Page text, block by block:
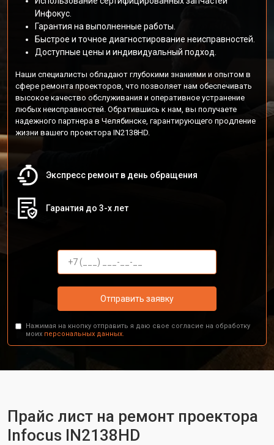
Инфокус.
Гарантия на выполненные работы.
Быстрое и точное диагностирование неисправностей.
Доступные цены и индивидуальный подход.
Наши специалисты обладают глубокими знаниями и опытом в
сфере ремонта проекторов, что позволяет нам обеспечивать
высокое качество обслуживания и оперативное устранение
любых неисправностей. Обратившись к нам, вы получаете
надежного партнера в Челябинске, гарантирующего продление
жизни вашего проектора IN2138HD.
Экспресс ремонт в день обращения
Гарантия до 3-х лет
Отправить заявку
Нажимая на кнопку отправить я даю свое согласие на обработку
моих персональных данных.
Прайс лист на ремонт проектора
Infocus IN2138HD